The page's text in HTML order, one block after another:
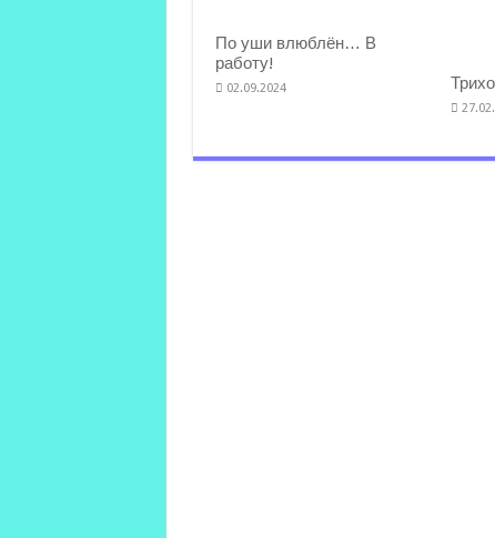
По уши влюблён… В
работу!
02.09.2024